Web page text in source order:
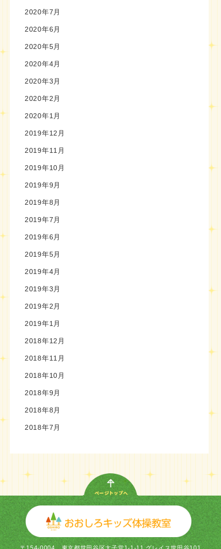
2020年7月
2020年6月
2020年5月
2020年4月
2020年3月
2020年2月
2020年1月
2019年12月
2019年11月
2019年10月
2019年9月
2019年8月
2019年7月
2019年6月
2019年5月
2019年4月
2019年3月
2019年2月
2019年1月
2018年12月
2018年11月
2018年10月
2018年9月
2018年8月
2018年7月